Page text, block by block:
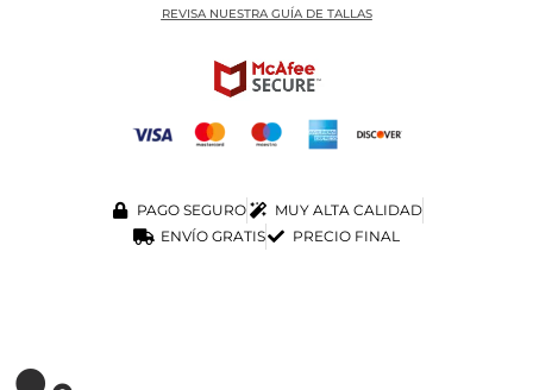
REVISA NUESTRA GUÍA DE TALLAS
PAGO SEGURO
MUY ALTA CALIDAD
ENVÍO GRATIS
PRECIO FINAL